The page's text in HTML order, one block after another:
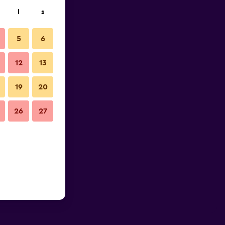
s
5 6
12 13
19 20
26 27